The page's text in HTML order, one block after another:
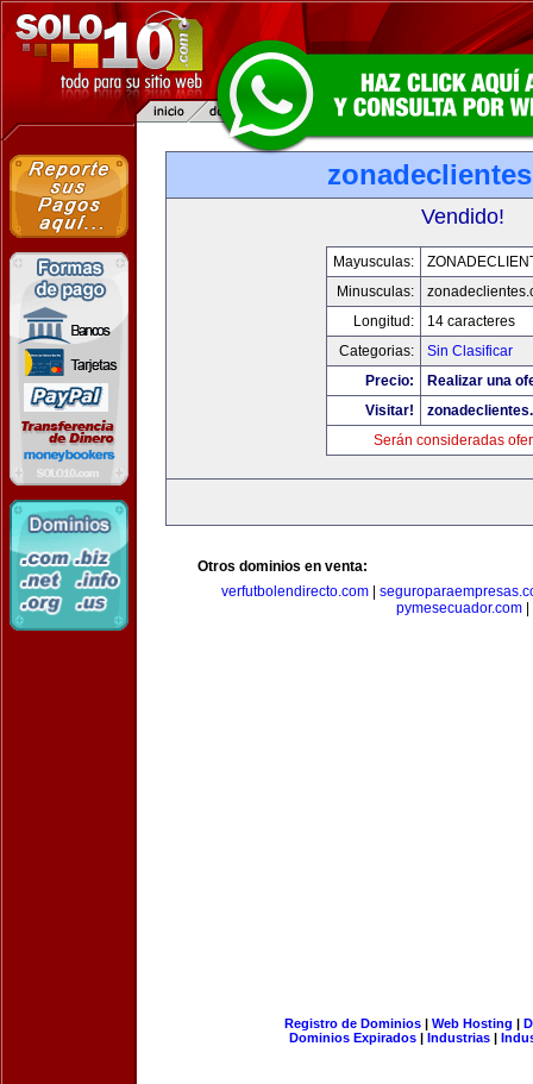
Vendido!
Mayusculas:
Minusculas:
Longitud:
14 caracteres
Categorias:
Sin Clasificar
Precio:
Realizar una
Visitar!
Serán consideradas
Otros dominios en venta:
verfutbolendirecto.com|
pymesecuador.com
Registro de Dominios| Web Hosting |
Dominios Expirados | Industrias |